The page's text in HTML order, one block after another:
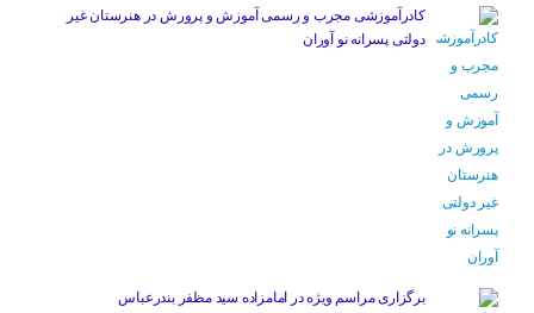
کادرآموزشی مجرب و رسمی آموزش و پرورش در هنرستان غیر
دولتی پسرانه نو آوران
برگزاری مراسم ویژه در امامزاده سید مظفر بندرعباس